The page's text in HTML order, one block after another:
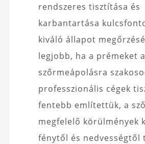
rendszeres tisztítása és
karbantartása
kiváló állapot
legjobb, ha a prémeket a
szőrmeápolásra
professzionális cégek
fentebb említettük, a
megfelelő körülmények
fénytől és